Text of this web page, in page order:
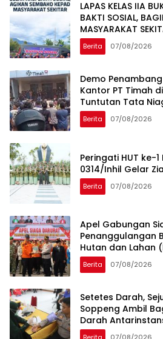
LAPAS KELAS IIA
BAKTI SOSIAL,
MASYARAKAT
Berita 07/08/2026
Demo
Kantor PT Timah
Tuntutan Tata
Berita 07/08/2026
Peringati HUT ke-
0314/Inhil Gelar
Berita 07/08/2026
Apel Gabungan
Penanggulangan
Hutan dan Lahan
Berita 07/08/2026
Setetes Darah,
Soppeng Ambil
Darah